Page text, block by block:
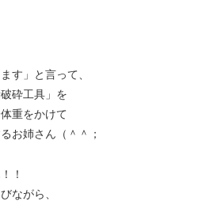
す」と言って、
砕工具」を
重をかけて
お姉さん（＾＾；
！
ながら、